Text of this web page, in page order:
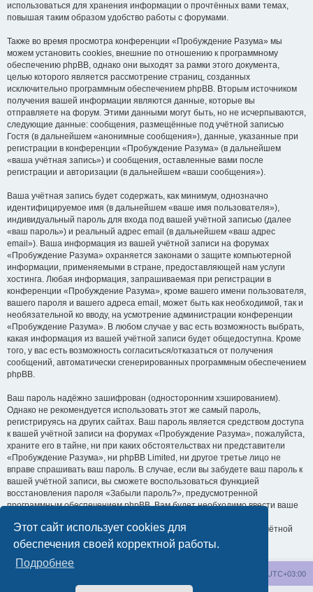
Этот сайт использует cookies для
обеспечения своей корректной работы.
Подробнее
использоваться для хранения информации о прочтённых вами темах,
повышая таким образом удобство работы с форумами.
Также во время просмотра конференции «Пробуждение Разума» мы
можем установить cookies, внешние по отношению к программному
обеспечению phpBB, однако они выходят за рамки этого документа,
целью которого является рассмотрение страниц, созданных
исключительно программным обеспечением phpBB. Вторым источником
получения вашей информации являются данные, которые вы
отправляете на форум. Этими данными могут быть, но не исчерпываются,
следующие данные: сообщения, размещённые под учётной записью
Гостя (в дальнейшем «анонимные сообщения»), данные, указанные при
регистрации в конференции «Пробуждение Разума» (в дальнейшем
«ваша учётная запись») и сообщения, оставленные вами после
регистрации и авторизации (в дальнейшем «ваши сообщения»).
Ваша учётная запись будет содержать, как минимум, однозначно
идентифицируемое имя (в дальнейшем «ваше имя пользователя»),
индивидуальный пароль для входа под вашей учётной записью (далее
«ваш пароль») и реальный адрес email (в дальнейшем «ваш адрес
email»). Ваша информация из вашей учётной записи на форумах
«Пробуждение Разума» охраняется законами о защите компьютерной
информации, применяемыми в стране, предоставляющей нам услуги
хостинга. Любая информация, запрашиваемая при регистрации в
конференции «Пробуждение Разума», кроме вашего имени пользователя,
вашего пароля и вашего адреса email, может быть как необходимой, так и
необязательной ко вводу, на усмотрение администрации конференции
«Пробуждение Разума». В любом случае у вас есть возможность выбрать,
какая информация из вашей учётной записи будет общедоступна. Кроме
того, у вас есть возможность согласиться/отказаться от получения
сообщений, автоматически сгенерированных программным обеспечением
phpBB.
Ваш пароль надёжно зашифрован (односторонним хэшированием).
Однако не рекомендуется использовать этот же самый пароль,
регистрируясь на других сайтах. Ваш пароль является средством доступа
к вашей учётной записи на форумах «Пробуждение Разума», пожалуйста,
храните его в тайне, ни при каких обстоятельствах ни представители
«Пробуждение Разума», ни phpBB Limited, ни другое третье лицо не
вправе спрашивать ваш пароль. В случае, если вы забудете ваш пароль к
вашей учётной записи, вы сможете воспользоваться функцией
восстановления пароля «Забыли пароль?», предусмотренной
программным обеспечением phpBB. Вам будет необходимо ввести ваше
обеспечение phpBB сгенерирует вам новый пароль для вашей учётной
записи.
UTC+03:00